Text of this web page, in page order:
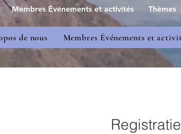
de nous Membres Événements et
Membres Événements et activités Thèmes